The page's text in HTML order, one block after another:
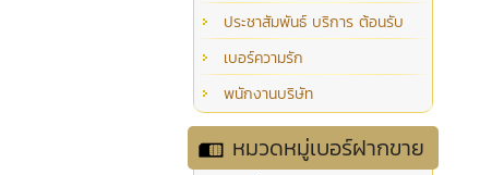
ประชาสัมพันธ์ บริการ ต้อนรับ
เบอร์ความรัก
พนักงานบริษัท
หมวดหมู่เบอร์ฝากขาย